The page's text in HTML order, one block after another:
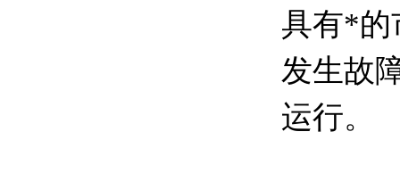
具有*的
发生故
运行。